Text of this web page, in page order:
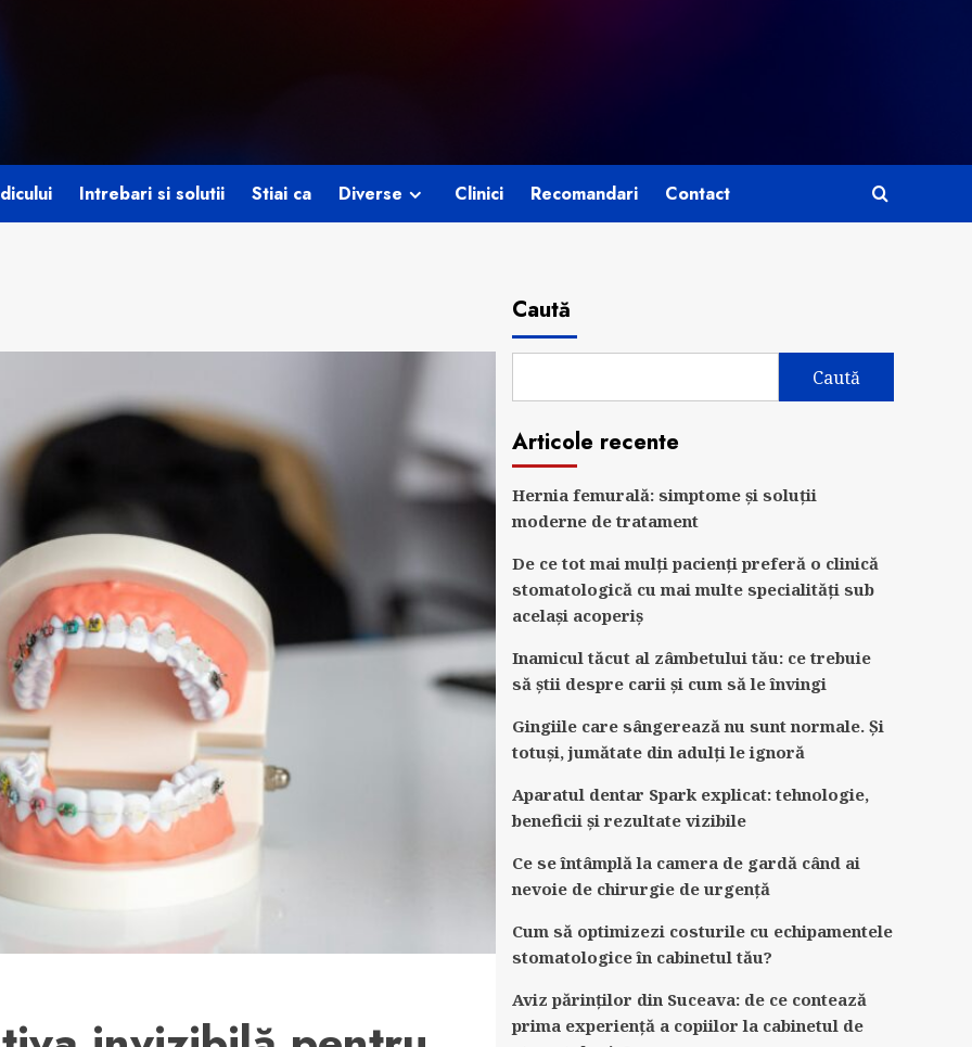
Intrebari si solutii Stiai ca Diverse Clinici Recomandari Contact
Caută
Caută
Articole recente
Hernia femurală: simptome și soluții
moderne de tratament
De ce tot mai mulți pacienți preferă o clinică
stomatologică cu mai multe specialități sub
același acoperiș
Inamicul tăcut al zâmbetului tău: ce trebuie
să știi despre carii și cum să le învingi
Gingiile care sângerează nu sunt normale. Și
totuși, jumătate din adulți le ignoră
Aparatul dentar Spark explicat: tehnologie,
beneficii și rezultate vizibile
Ce se întâmplă la camera de gardă când ai
nevoie de chirurgie de urgență
Cum să optimizezi costurile cu echipamentele
stomatologice în cabinetul tău?
Aviz părinților din Suceava: de ce contează
prima experiență a copiilor la cabinetul de